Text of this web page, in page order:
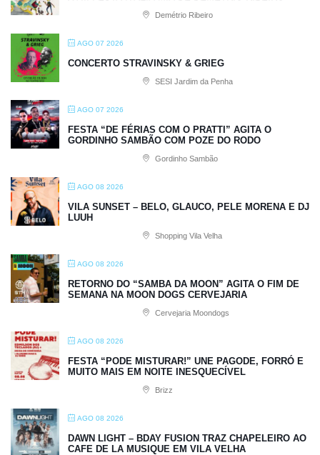
Demétrio Ribeiro
AGO 07 2026
CONCERTO STRAVINSKY & GRIEG
SESI Jardim da Penha
AGO 07 2026
FESTA “DE FÉRIAS COM O PRATTI” AGITA O
GORDINHO SAMBÃO COM POZE DO RODO
Gordinho Sambão
AGO 08 2026
VILA SUNSET – BELO, GLAUCO, PELE MORENA E DJ
LUUH
Shopping Vila Velha
AGO 08 2026
RETORNO DO “SAMBA DA MOON” AGITA O FIM DE
SEMANA NA MOON DOGS CERVEJARIA
Cervejaria Moondogs
AGO 08 2026
FESTA “PODE MISTURAR!” UNE PAGODE, FORRÓ E
MUITO MAIS EM NOITE INESQUECÍVEL
Brizz
AGO 08 2026
DAWN LIGHT – BDAY FUSION TRAZ CHAPELEIRO AO
CAFE DE LA MUSIQUE EM VILA VELHA